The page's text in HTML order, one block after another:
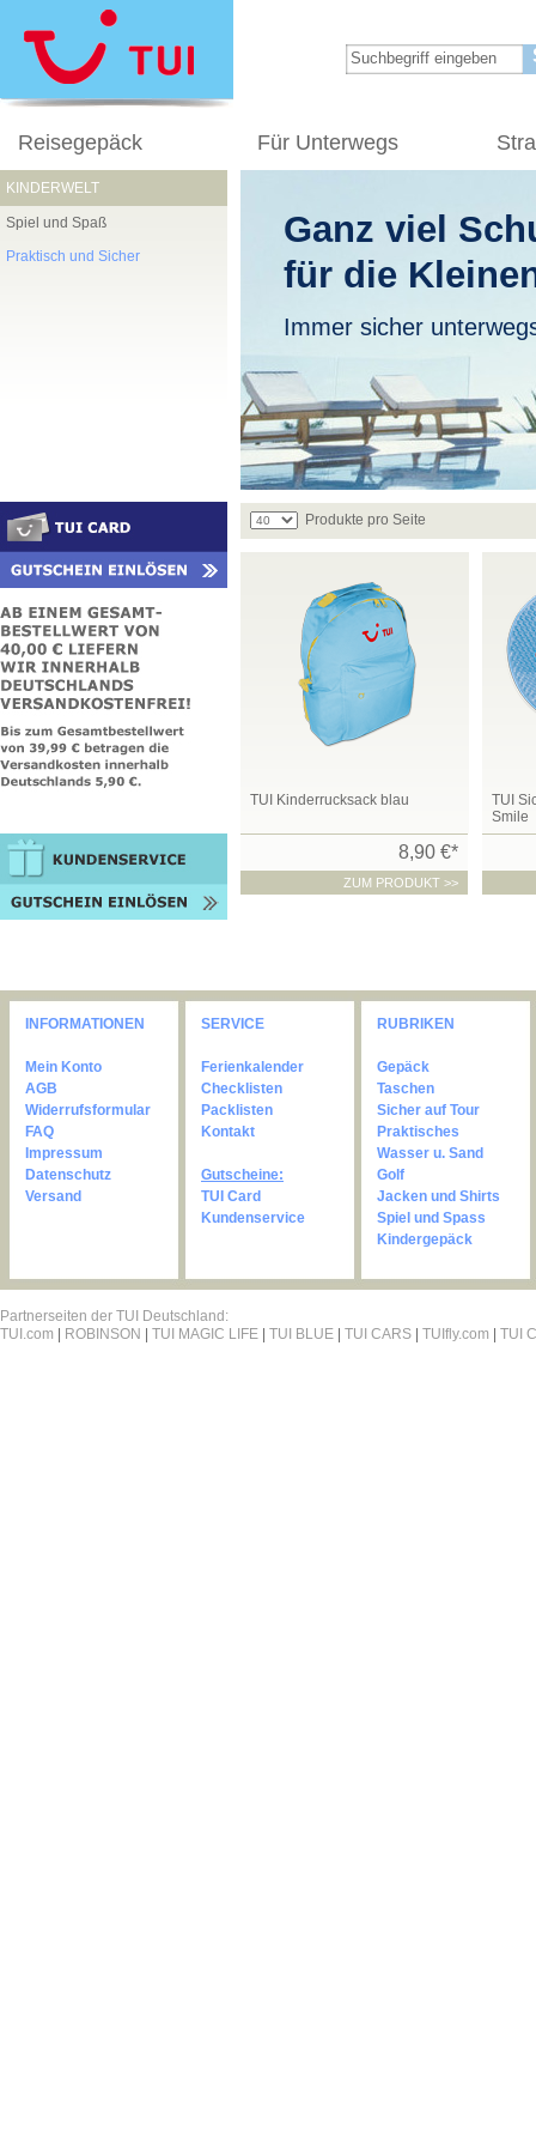
Reisegepäck Für Unterwegs
KINDERWELT
Spiel und Spaß
Praktisch und Sicher
Ganz viel
für die
Immer sicher
Produkte pro Seite
TUI Kinderrucksack blau
8,90 €*
ZUM PRODUKT >>
TUI
Smile
INFORMATIONEN
Mein Konto
AGB
Widerrufsformular
FAQ
Impressum
Datenschutz
Versand
SERVICE
Ferienkalender
Checklisten
Packlisten
Kontakt
Gutscheine:
TUI Card
Kundenservice
RUBRIKEN
Gepäck
Taschen
Sicher auf Tour
Praktisches
Wasser u. Sand
Golf
Jacken und Shirts
Spiel und Spass
Kindergepäck
Partnerseiten der TUI Deutschland:
TUI.com
ROBINSON TUI MAGIC LIFE TUI BLUE TUI CARS TUIfly.com TUI